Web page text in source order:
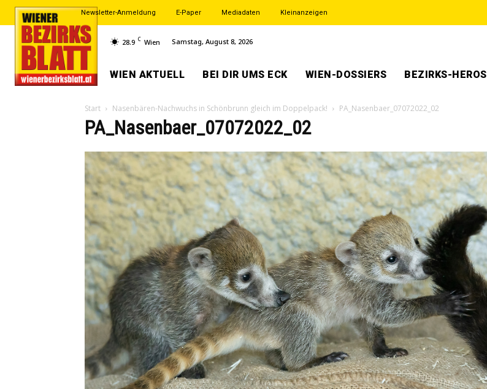
Newsletter-Anmeldung E-Paper Mediadaten Kleinanzeigen
28.9 C Wien Samstag, August 8, 2026
WIEN AKTUELL BEI DIR UMS ECK WIEN-DOSSIERS BEZIRKS-HEROS
Start Nasenbären-Nachwuchs in Schönbrunn gleich im Doppelpack! PA_Nasenbaer_07072022_02
PA_Nasenbaer_07072022_02